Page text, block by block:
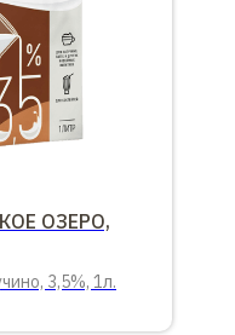
ОЗЕРО,
3,5%, 1л.